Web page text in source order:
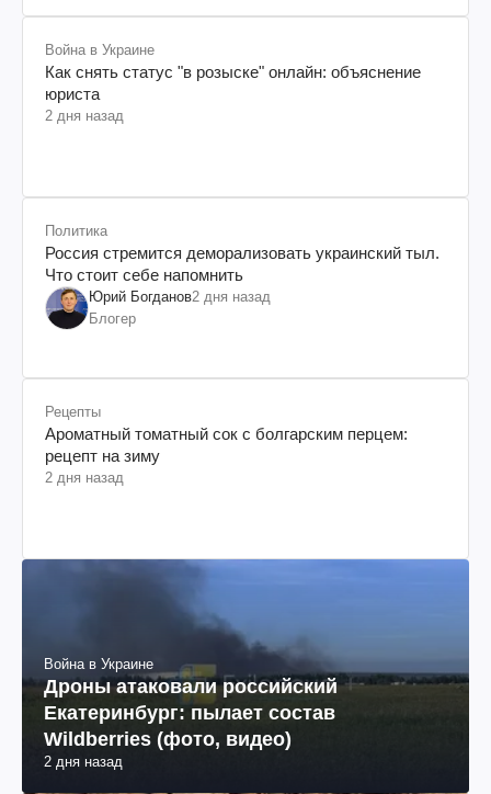
Война в Украине
Как снять статус "в розыске" онлайн: объяснение
юриста
2 дня назад
Политика
Россия стремится деморализовать украинский тыл.
Что стоит себе напомнить
Юрий Богданов2 дня назад
Блогер
Рецепты
Ароматный томатный сок с болгарским перцем:
рецепт на зиму
2 дня назад
Война в Украине
Дроны атаковали российский
Екатеринбург: пылает состав
Wildberries (фото, видео)
2 дня назад